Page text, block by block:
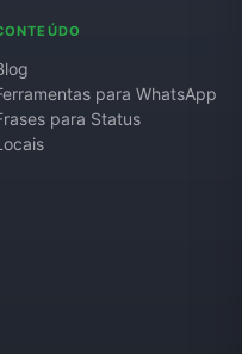
para WhatsApp
para Status